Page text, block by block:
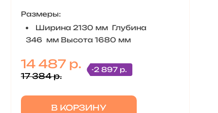
Размеры:
Ширина 2130 мм Глубина
346 мм Высота 1680 мм
14 487 р.
17 384 р.
-2 897 р.
В КОРЗИНУ